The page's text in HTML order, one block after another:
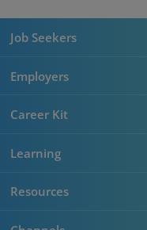
Job Seekers
Employers
Career Kit
Learning
Resources